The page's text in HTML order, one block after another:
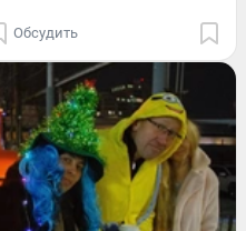
Обсудить